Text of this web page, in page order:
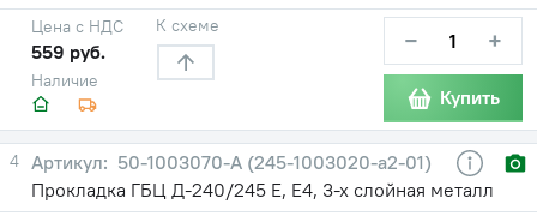
Наличие
Цена с НДС
559 руб.
К схеме − +
Купить
4
50-1003070-А (245-1003020-а2-01)
Прокладка ГБЦ Д-240/245 Е, Е4, 3-х слойная металл